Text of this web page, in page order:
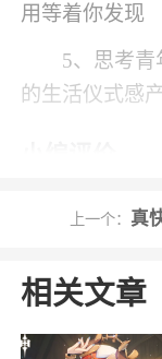
用等着你发现
5、思考
的生活仪式感
1、荣耀
智能家居、智
有更多的荣耀
城新上线还有
上一个： 真
相关文章